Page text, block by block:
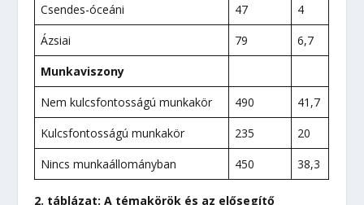
Csendes-óceáni 47
4
Ázsiai
79
6,7
Munkaviszony
Nem kulcsfontosságú munkakör
490
41,7
Kulcsfontosságú munkakör
235
20
Nincs munkaállományban
450 38,3
2. táblázat: A témakörök és az elősegítő